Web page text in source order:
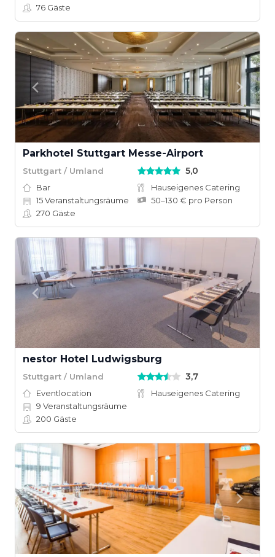
76 Gäste
Parkhotel Stuttgart Messe-Airport
Stuttgart / Umland 5,0
Bar
Hauseigenes Catering
15Veranstaltungsräume
50–130 € pro Person
270 Gäste
nestor Hotel Ludwigsburg
Stuttgart / Umland 3,7
Eventlocation
Hauseigenes Catering
9 Veranstaltungsräume
200 Gäste